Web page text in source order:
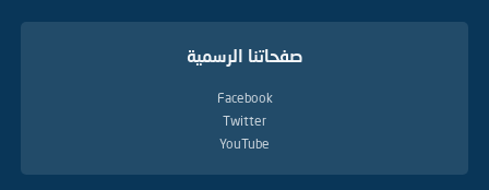
صفحاتنا الرسمية
Facebook
Twitter
YouTube